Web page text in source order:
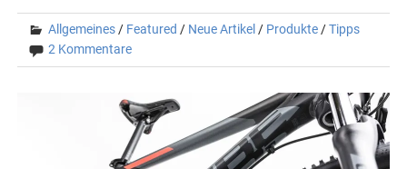
Allgemeines / Featured / Neue Artikel / Produkte /Tipps
2 Kommentare